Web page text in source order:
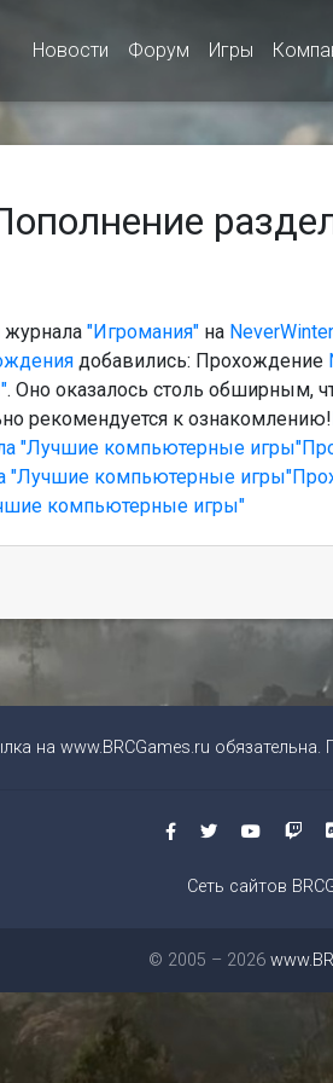
Новости Форум Игры
журнала "Игромания" на
добавились: Прохождение
. Оно оказалось столь обширным,
рекомендуется к ознакомлению!
"Лучшие компьютерные игры"
"Лучшие компьютерные игры"
компьютерные игры"
на www.BRCGames.ru обязательна.
Сеть сайтов
© 2005 – 2026